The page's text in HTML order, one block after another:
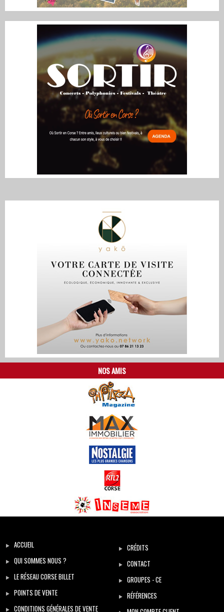
NOS AMIS
ACCUEIL
QUI SOMMES NOUS ?
LE RÉSEAU CORSE BILLET
POINTS DE VENTE
CONDITIONS GÉNÉRALES DE VENTE
CRÉDITS
CONTACT
GROUPES - CE
RÉFÉRENCES